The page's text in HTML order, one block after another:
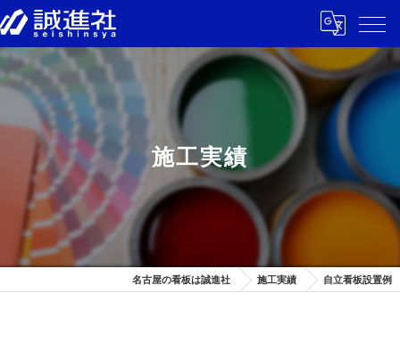
施工実績
名古屋の看板は誠進社 施工実績 自立看板設置例